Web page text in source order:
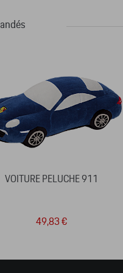
VOITURE PELUCHE 911
49,83 €